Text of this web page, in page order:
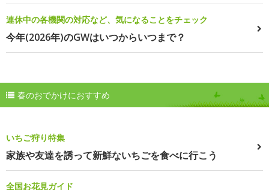
連休中の各機関の対応など、気になることをチェック
今年(2026年)のGWはいつからいつまで？
春のおでかけにおすすめ
いちご狩り特集
家族や友達を誘って新鮮ないちごを食べに行こう
全国お花見ガイド